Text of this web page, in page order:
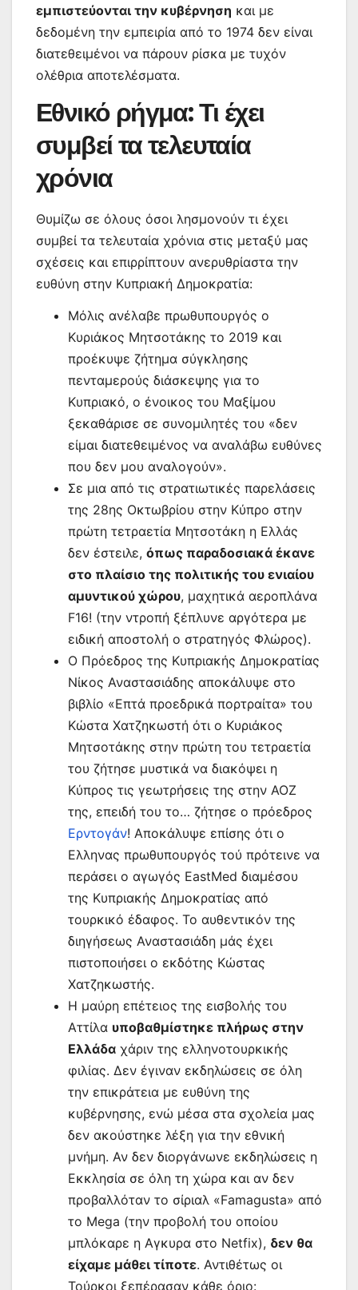
εμπιστεύονται την κυβέρνηση και με
δεδομένη την εμπειρία από το 1974 δεν είναι
διατεθειμένοι να πάρουν ρίσκα με τυχόν
ολέθρια αποτελέσματα.
Εθνικό ρήγμα: Τι έχει
συμβεί τα τελευταία
χρόνια
Θυμίζω σε όλους όσοι λησμονούν τι έχει
συμβεί τα τελευταία χρόνια στις μεταξύ μας
σχέσεις και επιρρίπτουν ανερυθρίαστα την
ευθύνη στην Κυπριακή Δημοκρατία:
Μόλις ανέλαβε πρωθυπουργός ο
Κυριάκος Μητσοτάκης το 2019 και
προέκυψε ζήτημα σύγκλησης
πενταμερούς διάσκεψης για το
Κυπριακό, ο ένοικος του Μαξίμου
ξεκαθάρισε σε συνομιλητές του «δεν
είμαι διατεθειμένος να αναλάβω ευθύνες
που δεν μου αναλογούν».
Σε μια από τις στρατιωτικές παρελάσεις
της 28ης Οκτωβρίου στην Κύπρο στην
πρώτη τετραετία Μητσοτάκη η Ελλάς
δεν έστειλε, όπως παραδοσιακά έκανε
στο πλαίσιο της πολιτικής του ενιαίου
αμυντικού χώρου, μαχητικά αεροπλάνα
F16! (την ντροπή ξέπλυνε αργότερα με
ειδική αποστολή ο στρατηγός Φλώρος).
Ο Πρόεδρος της Κυπριακής Δημοκρατίας
Νίκος Αναστασιάδης αποκάλυψε στο
βιβλίο «Επτά προεδρικά πορτραίτα» του
Κώστα Χατζηκωστή ότι ο Κυριάκος
Μητσοτάκης στην πρώτη του τετραετία
του ζήτησε μυστικά να διακόψει η
Κύπρος τις γεωτρήσεις της στην ΑΟΖ
της, επειδή του το… ζήτησε ο πρόεδρος
Ερντογάν! Αποκάλυψε επίσης ότι ο
Ελληνας πρωθυπουργός τού πρότεινε να
περάσει ο αγωγός EastMed διαμέσου
της Κυπριακής Δημοκρατίας από
τουρκικό έδαφος. Το αυθεντικόν της
διηγήσεως Αναστασιάδη μάς έχει
πιστοποιήσει ο εκδότης Κώστας
Χατζηκωστής.
Η μαύρη επέτειος της εισβολής του
Αττίλα υποβαθμίστηκε πλήρως στην
Ελλάδα χάριν της ελληνοτουρκικής
φιλίας. Δεν έγιναν εκδηλώσεις σε όλη
την επικράτεια με ευθύνη της
κυβέρνησης, ενώ μέσα στα σχολεία μας
δεν ακούστηκε λέξη για την εθνική
μνήμη. Αν δεν διοργάνωνε εκδηλώσεις η
Εκκλησία σε όλη τη χώρα και αν δεν
προβαλλόταν το σίριαλ «Famagusta» από
το Mega (την προβολή του οποίου
μπλόκαρε η Αγκυρα στο Netfix), δεν θα
είχαμε μάθει τίποτε. Αντιθέτως οι
Τούρκοι ξεπέρασαν κάθε όριο: